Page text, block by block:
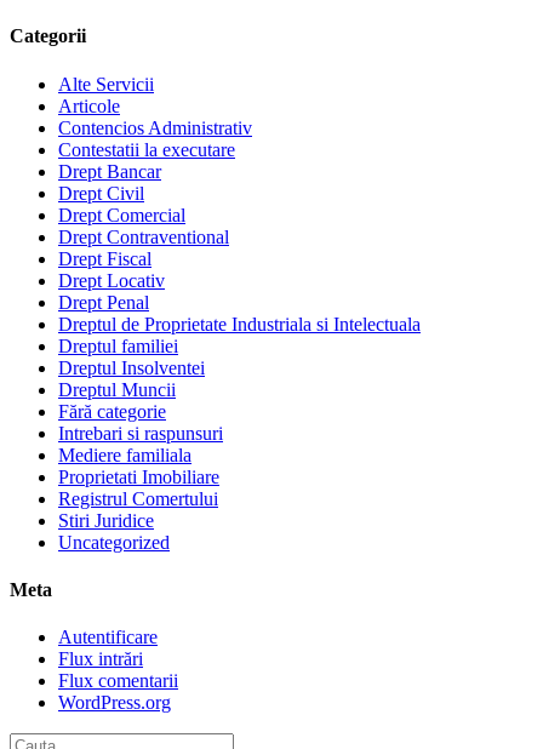
Categorii
Alte Servicii
Articole
Contencios Administrativ
Contestatii la executare
Drept Bancar
Drept Civil
Drept Comercial
Drept Contraventional
Drept Fiscal
Drept Locativ
Drept Penal
Dreptul de Proprietate Industriala si Intelectuala
Dreptul familiei
Dreptul Insolventei
Dreptul Muncii
Fără categorie
Intrebari si raspunsuri
Mediere familiala
Proprietati Imobiliare
Registrul Comertului
Stiri Juridice
Uncategorized
Meta
Autentificare
Flux intrări
Flux comentarii
WordPress.org